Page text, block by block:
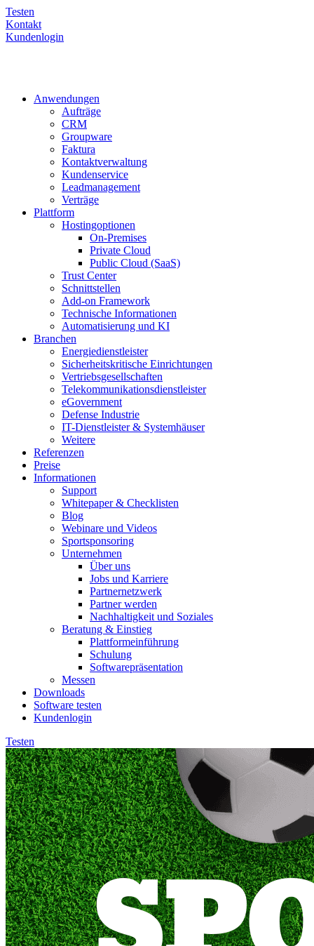
Testen
Kontakt
Kundenlogin
Anwendungen
Aufträge
CRM
Groupware
Faktura
Kontaktverwaltung
Kundenservice
Leadmanagement
Verträge
Plattform
Hostingoptionen
On-Premises
Private Cloud
Public Cloud (SaaS)
Trust Center
Schnittstellen
Add-on Framework
Technische Informationen
Automatisierung und KI
Branchen
Energiedienstleister
Sicherheitskritische Einrichtungen
Vertriebsgesellschaften
Telekommunikationsdienstleister
eGovernment
Defense Industrie
IT-Dienstleister & Systemhäuser
Weitere
Referenzen
Preise
Informationen
Support
Whitepaper & Checklisten
Blog
Webinare und Videos
Sportsponsoring
Unternehmen
Über uns
Jobs und Karriere
Partnernetzwerk
Partner werden
Nachhaltigkeit und Soziales
Beratung & Einstieg
Plattformeinführung
Schulung
Softwarepräsentation
Messen
Downloads
Software testen
Kundenlogin
Testen